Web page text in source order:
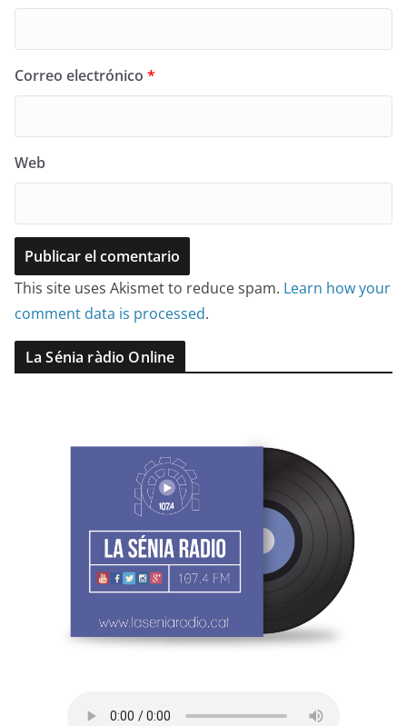
Correo electrónico *
Web
This site uses Akismet to reduce spam. Learn how your
comment data is processed.
La Sénia ràdio Online